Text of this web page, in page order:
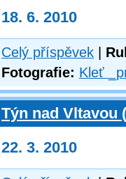
18. 6. 2010
Celý příspěvek
Fotografie: Kleť
Týn nad Vltavou
22. 3. 2010